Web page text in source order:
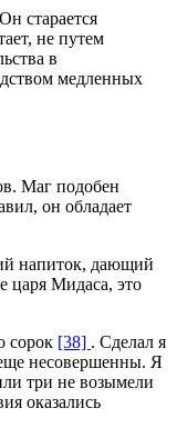
старается
не путем
в
медленных
Маг подобен
он обладает
напиток, дающий
царя Мидаса, это
сорок [38] . Сделал я
несовершенны. Я
три не возымели
оказались